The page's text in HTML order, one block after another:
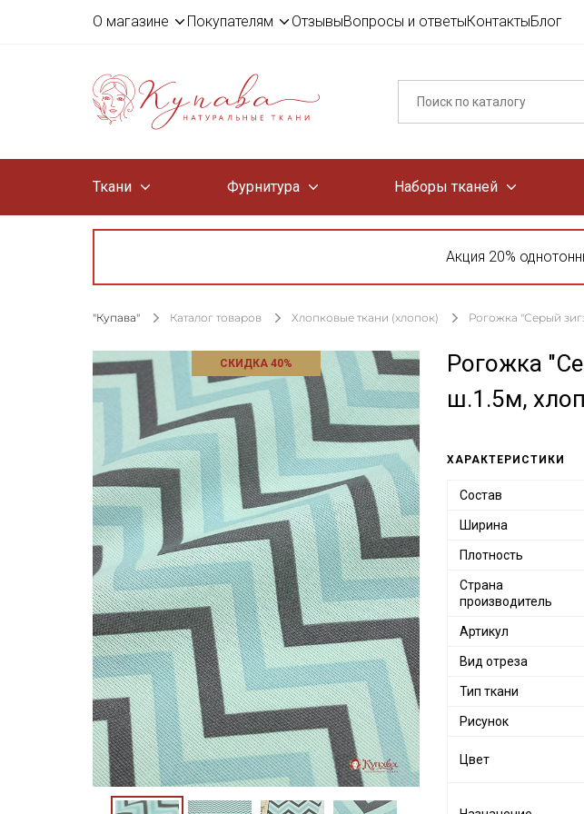
О магазине Покупателям ОтзывыВопросы и ответыКонтактыБлог
Ткани Фурнитура Наборы тканей
Акция 20%
"Купава" Каталог товаров Хлопковые ткани (хлопок) Рогожка "Серый
СКИДКА 40%
Рогожка
ш.1.5м,
ХАРАКТЕРИСТИКИ
Состав
Ширина
Плотность
Страна
производитель
Артикул
Вид отреза
Тип ткани
Рисунок
Цвет